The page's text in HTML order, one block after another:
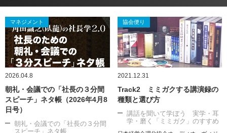
マネジメント
2026.04.8
朝礼・会議での「社長の３分間
スピーチ」ネタ帳（2026年4月8
日号）
朝礼・会議での「社長の３分間
スピーチ」ネタ帳
協会便り
2021.12.31
Track2 ミミガクする講演録の
種類と選び方
講話を聞いて学ぼう 実学・耳
学・磨く「ミミガク」のすすめ